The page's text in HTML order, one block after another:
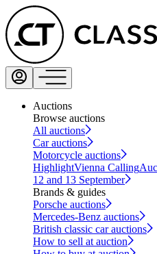
Auctions
Browse auctions
All auctions
Car auctions
Motorcycle auctions
HighlightVienna Calling
12 and 13 September
Brands & guides
Porsche auctions
Mercedes-Benz auctions
British classic car auctions
How to sell at auction